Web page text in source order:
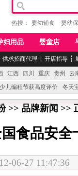
热搜： 婴幼辅食 婴幼
妇用品 婴童店
供求招商代理 ┆ 开店指导 ┆
江西 四川 重庆 贵州
云
儿编程节获高度评价
冬天
产品比较特殊。”
妇幼广场
>> 品牌新闻 >>
食品安全
06-27 11:47:36